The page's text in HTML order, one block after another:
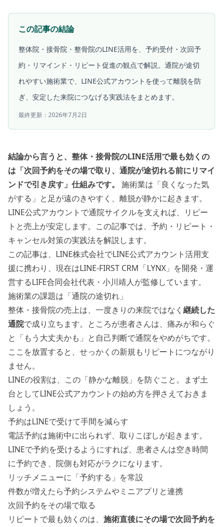
この記事の結論
整体院・接骨院・整骨院のLINE活用を、予約受付・次回予
約・リマインド・リピート促進の観点で解説。通院が途切
れやすい施術業で、LINE公式アカウントを使って離脱を防
ぎ、安定した来院につなげる実践法をまとめます。
最終更新： 2026年7月2日
結論から言うと、整体・接骨院のLINE活用で最も効くの
は「次回予約をその場で取り、通院が途切れる前にリマイ
ンドで引き戻す」仕組みです。
施術業は「良くなった気
がする」と足が遠のきやすく、離脱が静かに起きます。
LINE公式アカウントで通院サイクルを支えれば、リピー
トと売上が安定します。この記事では、予約・リピート・
キャンセル対策の実践法を解説します。
この記事は、LINE株式会社でLINE公式アカウント活用支
援に携わり、現在はLINE-FIRST CRM「LYNX」を開発・運
営するLIFE合同会社代表・小川靖人が監修しています。
施術業の課題は「通院の途切れ」
整体・接骨院の売上は、一度きりの来院ではなく 継続した
通院で成り立ちます。ところが患者さんは、痛みが和らぐ
と「もう大丈夫かも」と自己判断で通院をやめがちです。
ここを放置すると、せっかくの新規もリピートにつながり
ません。
LINEの役割は、この「静かな離脱」を防ぐこと。まず土
台としてLINE公式アカウントの始め方を押さえておきま
しょう。
予約はLINEで受けて手間を減らす
電話予約は施術中に出られず、取りこぼしが起きます。
LINEで予約を受けるようにすれば、患者さんは空き時間
に予約でき、院側も対応がラクになります。
リッチメニューに「予約する」を常設
件数が増えたら予約システムやミニアプリと連携
次回予約をその場で取る
リピートで最も効くのは、 施術直後にその場で次回予約を